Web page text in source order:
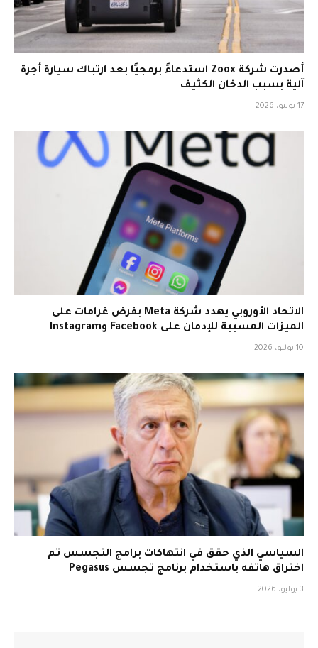
أصدرت شركة Zoox استدعاءً برمجيًا بعد ارتباك سيارة أجرة
آلية بسبب الدخان الكثيف
17 يوليو، 2026
الاتحاد الأوروبي يهدد شركة Meta بفرض غرامات على
الميزات المسببة للإدمان على Facebook وInstagram
10 يوليو، 2026
السياسي الذي حقق في انتهاكات برامج التجسس تم
اختراق هاتفه باستخدام برنامج تجسس Pegasus
3 يوليو، 2026